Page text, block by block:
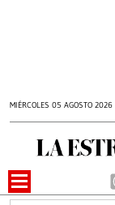
MIÉRCOLES 05 AGOSTO 2026